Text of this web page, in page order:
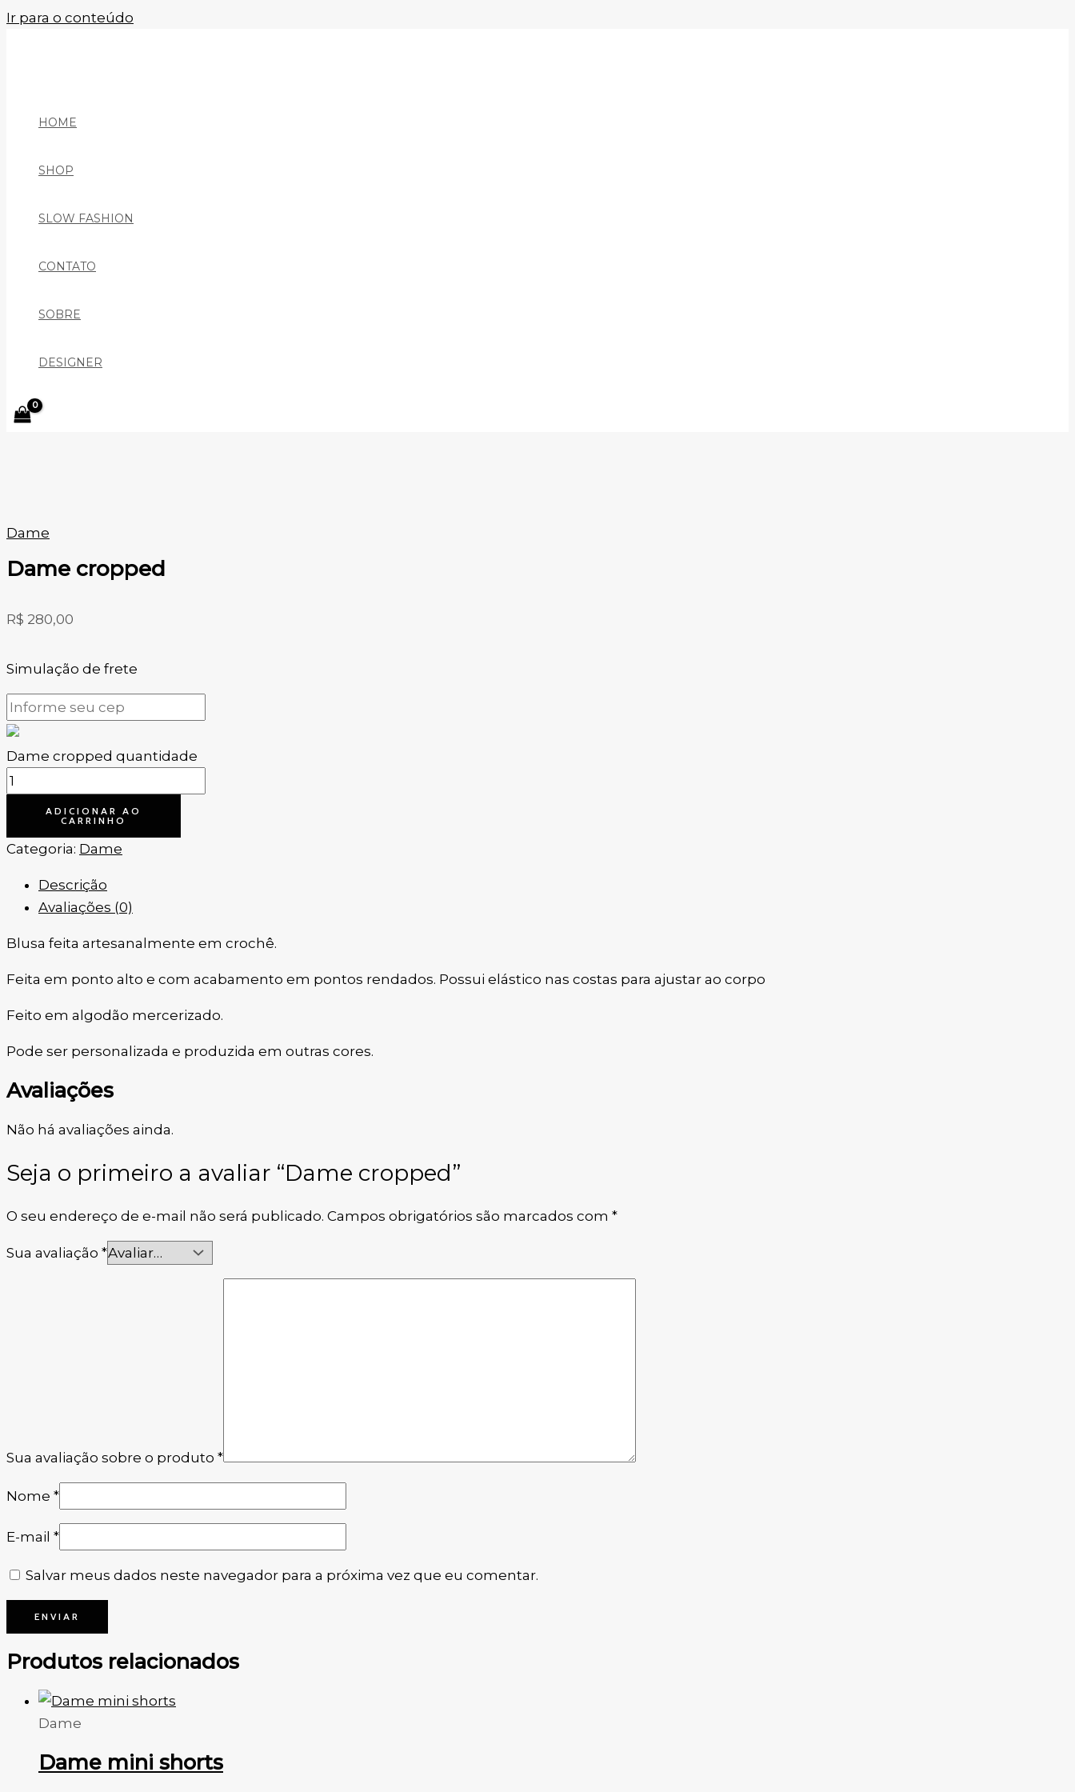
Ir para o conteúdo
HOME
SHOP
SLOW FASHION
CONTATO
SOBRE
DESIGNER
Dame
Dame cropped
R$ 280,00
Simulação de frete
Dame cropped quantidade
ADICIONAR AO
CARRINHO
Categoria: Dame
Descrição
Avaliações (0)
Blusa feita artesanalmente em crochê.
Feita em ponto alto e com acabamento em pontos rendados. Possui elástico nas costas para ajustar ao corpo
Feito em algodão mercerizado.
Pode ser personalizada e produzida em outras cores.
Avaliações
Não há avaliações ainda.
Seja o primeiro a avaliar “Dame cropped”
O seu endereço de e-mail não será publicado. Campos obrigatórios são marcados com *
Sua avaliação *
Sua avaliação sobre o produto *
Nome *
E-mail *
Salvar meus dados neste navegador para a próxima vez que eu comentar.
Produtos relacionados
Dame
Dame mini shorts